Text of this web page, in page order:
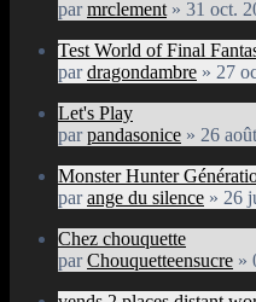
parmrclement » 31 oct.
Test World of Final
pardragondambre » 27
Let's Play
parpandasonice » 26
Monster Hunter
parange du silence » 26
Chez chouquette
parChouquetteensucre »